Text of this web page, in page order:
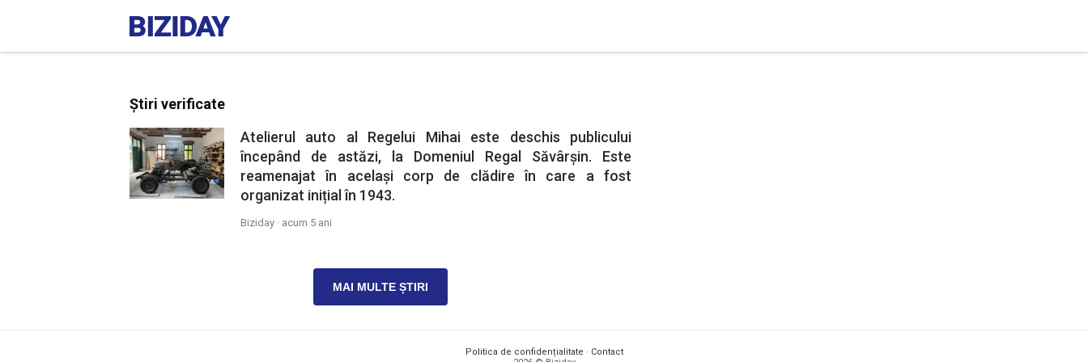
Știri verificate
Atelierul auto al Regelui Mihai este deschis publicului
începând de astăzi, la Domeniul Regal Săvârșin. Este
reamenajat în același corp de clădire în care a fost
organizat inițial în 1943.
Biziday · acum 5 ani
MAI MULTE ȘTIRI
Politica de confidențialitate · Contact